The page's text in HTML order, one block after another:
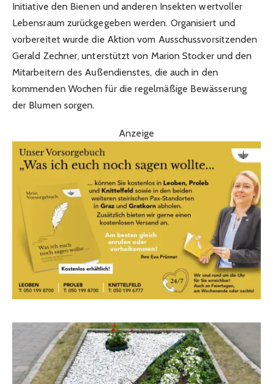
Initiative den Bienen und anderen Insekten wertvoller
Lebensraum zurückgegeben werden. Organisiert und
vorbereitet wurde die Aktion vom Ausschussvorsitzenden
Gerald Zechner, unterstützt von Marion Stocker und den
Mitarbeitern des Außendienstes, die auch in den
kommenden Wochen für die regelmäßige Bewässerung
der Blumen sorgen.
Anzeige